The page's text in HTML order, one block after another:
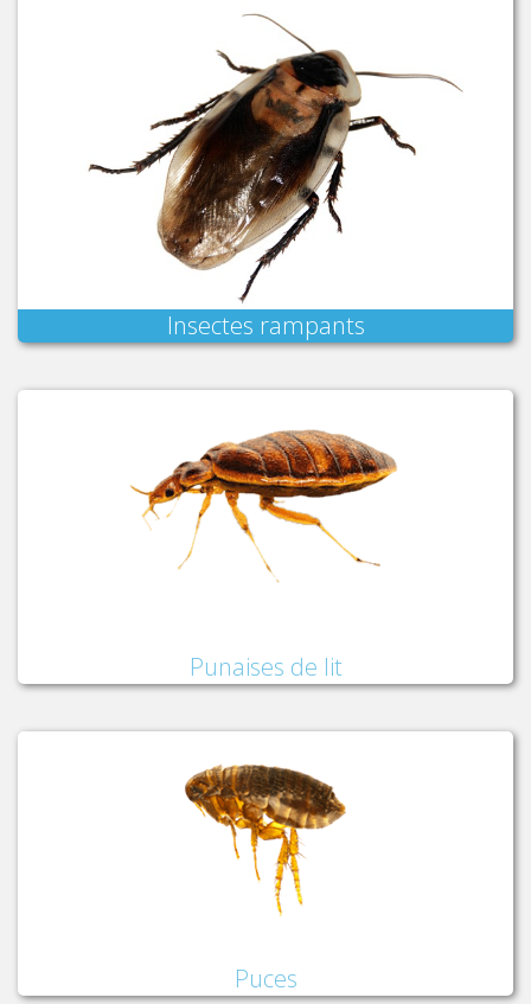
Insectes rampants
Punaises de lit
Puces